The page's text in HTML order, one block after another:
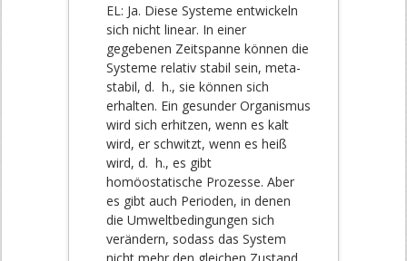
EL: Ja. Diese Systeme entwickeln
sich nicht linear. In einer
gegebenen Zeitspanne können die
Systeme relativ stabil sein, meta-
stabil, d. h., sie können sich
erhalten. Ein gesunder Organismus
wird sich erhitzen, wenn es kalt
wird, er schwitzt, wenn es heiß
wird, d. h., es gibt
homöostatische Prozesse. Aber
es gibt auch Perioden, in denen
die Umweltbedingungen sich
verändern, sodass das System